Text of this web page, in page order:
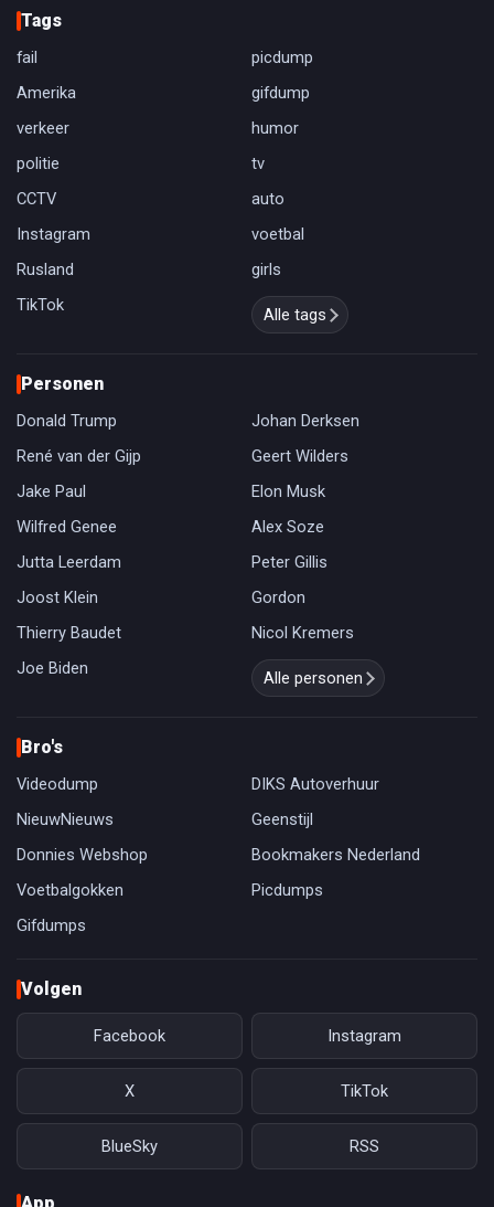
Tags
fail
picdump
Amerika
gifdump
verkeer
humor
politie
tv
CCTV
auto
Instagram
voetbal
Rusland
girls
TikTok
Alle tags
Personen
Donald Trump
Johan Derksen
René van der Gijp
Geert Wilders
Jake Paul
Elon Musk
Wilfred Genee
Alex Soze
Jutta Leerdam
Peter Gillis
Joost Klein
Gordon
Thierry Baudet
Nicol Kremers
Joe Biden
Alle personen
Bro's
Videodump
DIKS Autoverhuur
NieuwNieuws
Geenstijl
Donnies Webshop
Bookmakers Nederland
Voetbalgokken
Picdumps
Gifdumps
Volgen
Facebook Instagram
X TikTok
BlueSky RSS